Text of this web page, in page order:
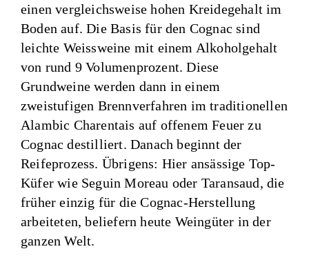
einen vergleichsweise hohen Kreidegehalt im
Boden auf. Die Basis für den Cognac sind
leichte Weissweine mit einem Alkoholgehalt
von rund 9 Volumenprozent. Diese
Grundweine werden dann in einem
zweistufigen Brennverfahren im traditionellen
Alambic Charentais auf offenem Feuer zu
Cognac destilliert. Danach beginnt der
Reifeprozess. Übrigens: Hier ansässige Top-
Küfer wie Seguin Moreau oder Taransaud, die
früher einzig für die Cognac-Herstellung
arbeiteten, beliefern heute Weingüter in der
ganzen Welt.